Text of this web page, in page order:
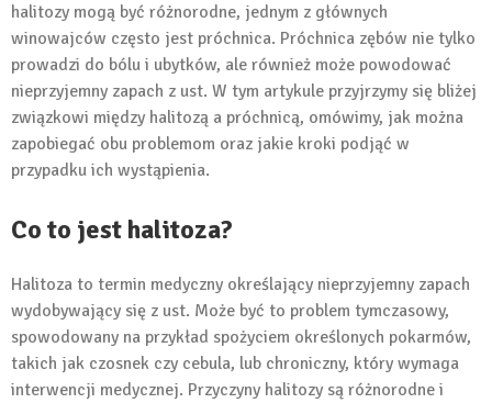
halitozy mogą być różnorodne, jednym z głównych
winowajców często jest próchnica. Próchnica zębów nie tylko
prowadzi do bólu i ubytków, ale również może powodować
nieprzyjemny zapach z ust. W tym artykule przyjrzymy się bliżej
związkowi między halitozą a próchnicą, omówimy, jak można
zapobiegać obu problemom oraz jakie kroki podjąć w
przypadku ich wystąpienia.
Co to jest halitoza?
Halitoza to termin medyczny określający nieprzyjemny zapach
wydobywający się z ust. Może być to problem tymczasowy,
spowodowany na przykład spożyciem określonych pokarmów,
takich jak czosnek czy cebula, lub chroniczny, który wymaga
interwencji medycznej. Przyczyny halitozy są różnorodne i